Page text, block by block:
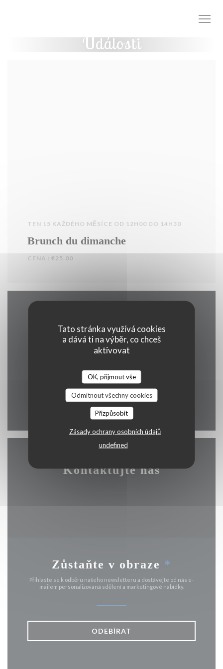
Tato stránka využívá cookies
a dává ti na výběr, co chceš
aktivovat
OK, přijmout vše
Odmítnout všechny cookies
Přizpůsobit
Zásady ochrany osobních údajů
undefined
Události
TEN 15 KAŽDÉHO MĚSÍCE OD 12H00 DO 14H30
Brunch du dimanche
CENA : €25.00
06 40 65 07 92
Facebook ((otevře se v novém
Instagram ((otevře se v
Kontaktujte nás
Zůstaňte v obraze *
Přihlaste se k odběru našeho newsletteru a dostávejte od nás e-
mailem personalizovaná sdělení a marketingové nabídky.
ODEBÍRAT